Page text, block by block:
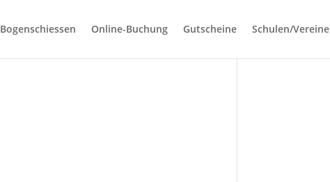
Bogenschiessen Online-Buchung Gutscheine Schulen/Vereine